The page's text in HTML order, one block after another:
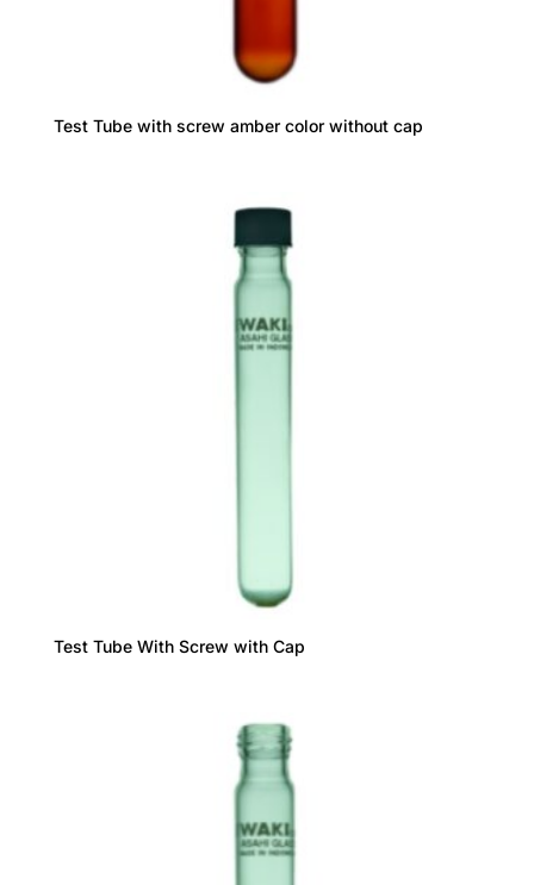
Test Tube with screw amber color without cap
Test Tube With Screw with Cap